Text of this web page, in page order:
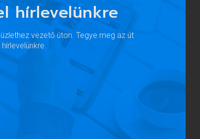
hírlevelünkre
vezető úton. Tegye meg az út